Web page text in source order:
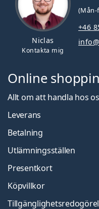
Niclas
Kontakta mig
(Mån-
+46
Online
Allt om att handla hos
Leverans
Betalning
Utlämningsställen
Presentkort
Köpvillkor